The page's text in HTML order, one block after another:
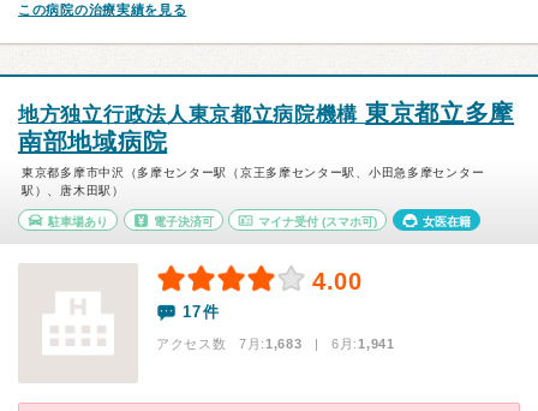
この病院の治療実績を見る
地方独立行政法人東京都立病院機構 東京都立多摩
南部地域病院
東京都多摩市中沢（多摩センター駅（京王多摩センター駅、小田急多摩センター
駅）、唐木田駅）
駐車場あり 電子決済可 マイナ受付 (スマホ可) 女医在籍
4.00
17件
アクセス数 7月:1,683 | 6月:1,941